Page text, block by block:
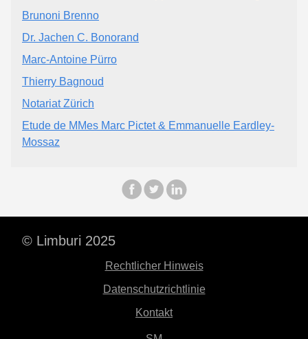
Brunoni Brenno
Dr. Jachen C. Bonorand
Marc-Antoine Pürro
Thierry Bagnoud
Notariat Zürich
Etude de MMes Marc Pictet & Emmanuelle Eardley-
Mossaz
© Limburi 2025
Rechtlicher Hinweis
Datenschutzrichtlinie
Kontakt